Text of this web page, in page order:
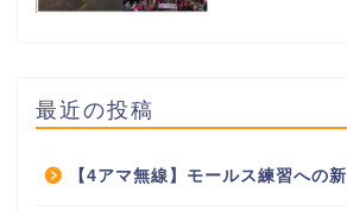
最近の投稿
【4アマ無線】モールス練習への